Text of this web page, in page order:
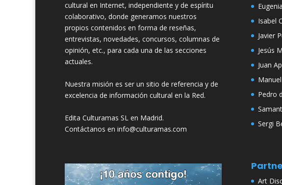
cultural en Internet, independiente y de espíritu
colaborativo, donde generamos nuestros
propios contenidos en forma de reseñas,
entrevistas, novedades, concursos, columnas de
opinión, etc., para cada una de las secciones
actuales.
Nuestra misión es ser un sitio de referencia y de
excelencia de información cultural en la Red.
Edita Culturamas SL en Madrid.
Contáctanos en info@culturamas.com
Isabel
Javier
Jesús
Juan
Pedro
Sergi
Art